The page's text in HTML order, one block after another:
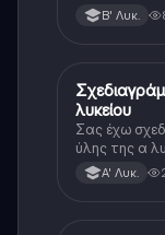
Β' Λυκ.
Ιστορία
λυκείου
Σας έχω
ύλης της α
τεράστιο
Α' Λυκ.